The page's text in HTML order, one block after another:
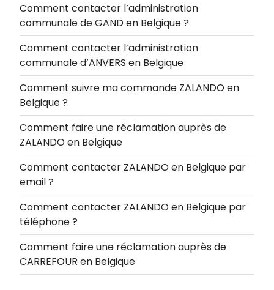
Comment contacter l’administration
communale de GAND en Belgique ?
Comment contacter l’administration
communale d’ANVERS en Belgique
Comment suivre ma commande ZALANDO en
Belgique ?
Comment faire une réclamation auprès de
ZALANDO en Belgique
Comment contacter ZALANDO en Belgique par
email ?
Comment contacter ZALANDO en Belgique par
téléphone ?
Comment faire une réclamation auprès de
CARREFOUR en Belgique